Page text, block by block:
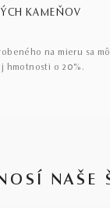
KAMEŇOV
na mieru sa
hmotnosti o 20%.
NAŠE